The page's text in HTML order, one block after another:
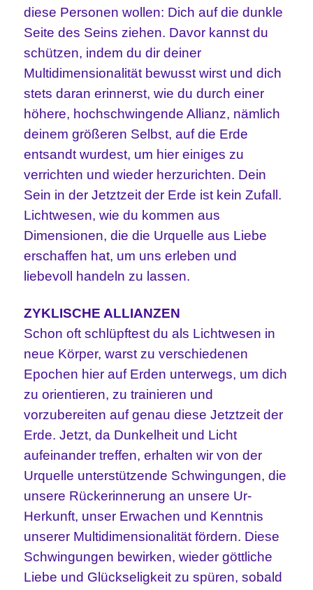
diese Personen wollen: Dich auf die dunkle
Seite des Seins ziehen. Davor kannst du
schützen, indem du dir deiner
Multidimensionalität bewusst wirst und dich
stets daran erinnerst, wie du durch einer
höhere, hochschwingende Allianz, nämlich
deinem größeren Selbst, auf die Erde
entsandt wurdest, um hier einiges zu
verrichten und wieder herzurichten. Dein
Sein in der Jetztzeit der Erde ist kein Zufall.
Lichtwesen, wie du kommen aus
Dimensionen, die die Urquelle aus Liebe
erschaffen hat, um uns erleben und
liebevoll handeln zu lassen.
ZYKLISCHE ALLIANZEN
Schon oft schlüpftest du als Lichtwesen in
neue Körper, warst zu verschiedenen
Epochen hier auf Erden unterwegs, um dich
zu orientieren, zu trainieren und
vorzubereiten auf genau diese Jetztzeit der
Erde. Jetzt, da Dunkelheit und Licht
aufeinander treffen, erhalten wir von der
Urquelle unterstützende Schwingungen, die
unsere Rückerinnerung an unsere Ur-
Herkunft, unser Erwachen und Kenntnis
unserer Multidimensionalität fördern. Diese
Schwingungen bewirken, wieder göttliche
Liebe und Glückseligkeit zu spüren, sobald